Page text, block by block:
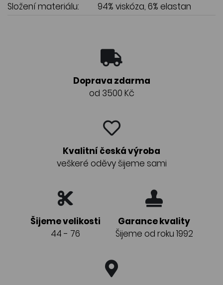
Složení materiálu:
94% viskóza, 6% elastan
Doprava zdarma
od 3500 Kč
Kvalitní česká výroba
veškeré oděvy šijeme sami
Šijeme velikosti
44 - 76
Garance kvality
Šijeme od roku 1992